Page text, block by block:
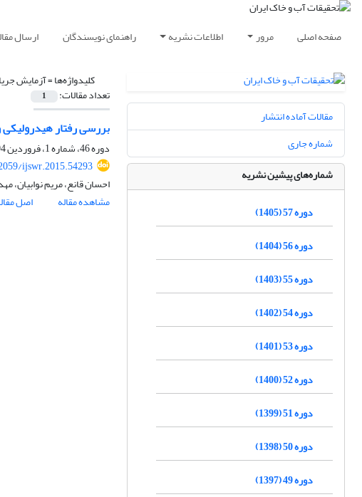
صفحه اصلی مرور اطلاعات نشریه راهنمای نویسندگان ارسال
کلیدواژه‌ها =آزمایش
تعداد مقالات: 1
بررسی رفتار
دوره 46، شماره 1، فروردین 1394، صفحه
ijswr.2015.54293
احسان قانع، مریم نوابیان،
مشاهده مقاله
اصل
مقالات آماده انتشار
شماره جاری
شماره‌های پیشین نشریه
دوره 57 (1405)
دوره 56 (1404)
دوره 55 (1403)
دوره 54 (1402)
دوره 53 (1401)
دوره 52 (1400)
دوره 51 (1399)
دوره 50 (1398)
دوره 49 (1397)